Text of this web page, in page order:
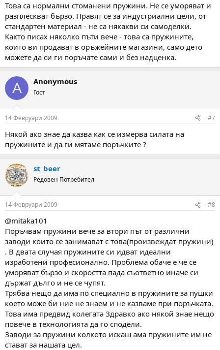
Това са нормални стоманени пружини. Не се уморяват и
разплескват бързо. Правят се за индустриални цели, от
стандартен материал - не са някакви си самоделки.
Както писах няколко пъти вече - това са пружините,
които ви продават в оръжейните магазини, само дето
можете да си ги поръчате сами и без надценка.
A Anonymous
Гост
14 Февруари 2009 #7
Някой ако знае да казва как се измерва силата на
пружините и да ги мятаме поръчките ?
st_beer
Редовен Потребител
14 Февруари 2009 #8
@mitaka101
Поръчвам пружини вече за втори път от различни
заводи които се занимават с това(произвеждат пружини)
. В двата случая пружините си идват идеални
изработени професионално. Проблема обаче е че се
уморяват бързо и скоростта пада съответно иначе си
държат дълго и не се чупят.
Трябва нещо да има по специално в пружините за пушки
което може би ние не знаем и не казваме при поръчката.
Това има предвид колегата Здравко ако някой знае нещо
повече в технологията да го сподели.
Заводи за пружини колкото искаш ама пружините им не
стават за нашата цел.